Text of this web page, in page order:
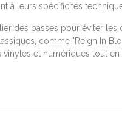
à leurs spécificités
des basses pour éviter les
comme "Reign In
et numériques tout